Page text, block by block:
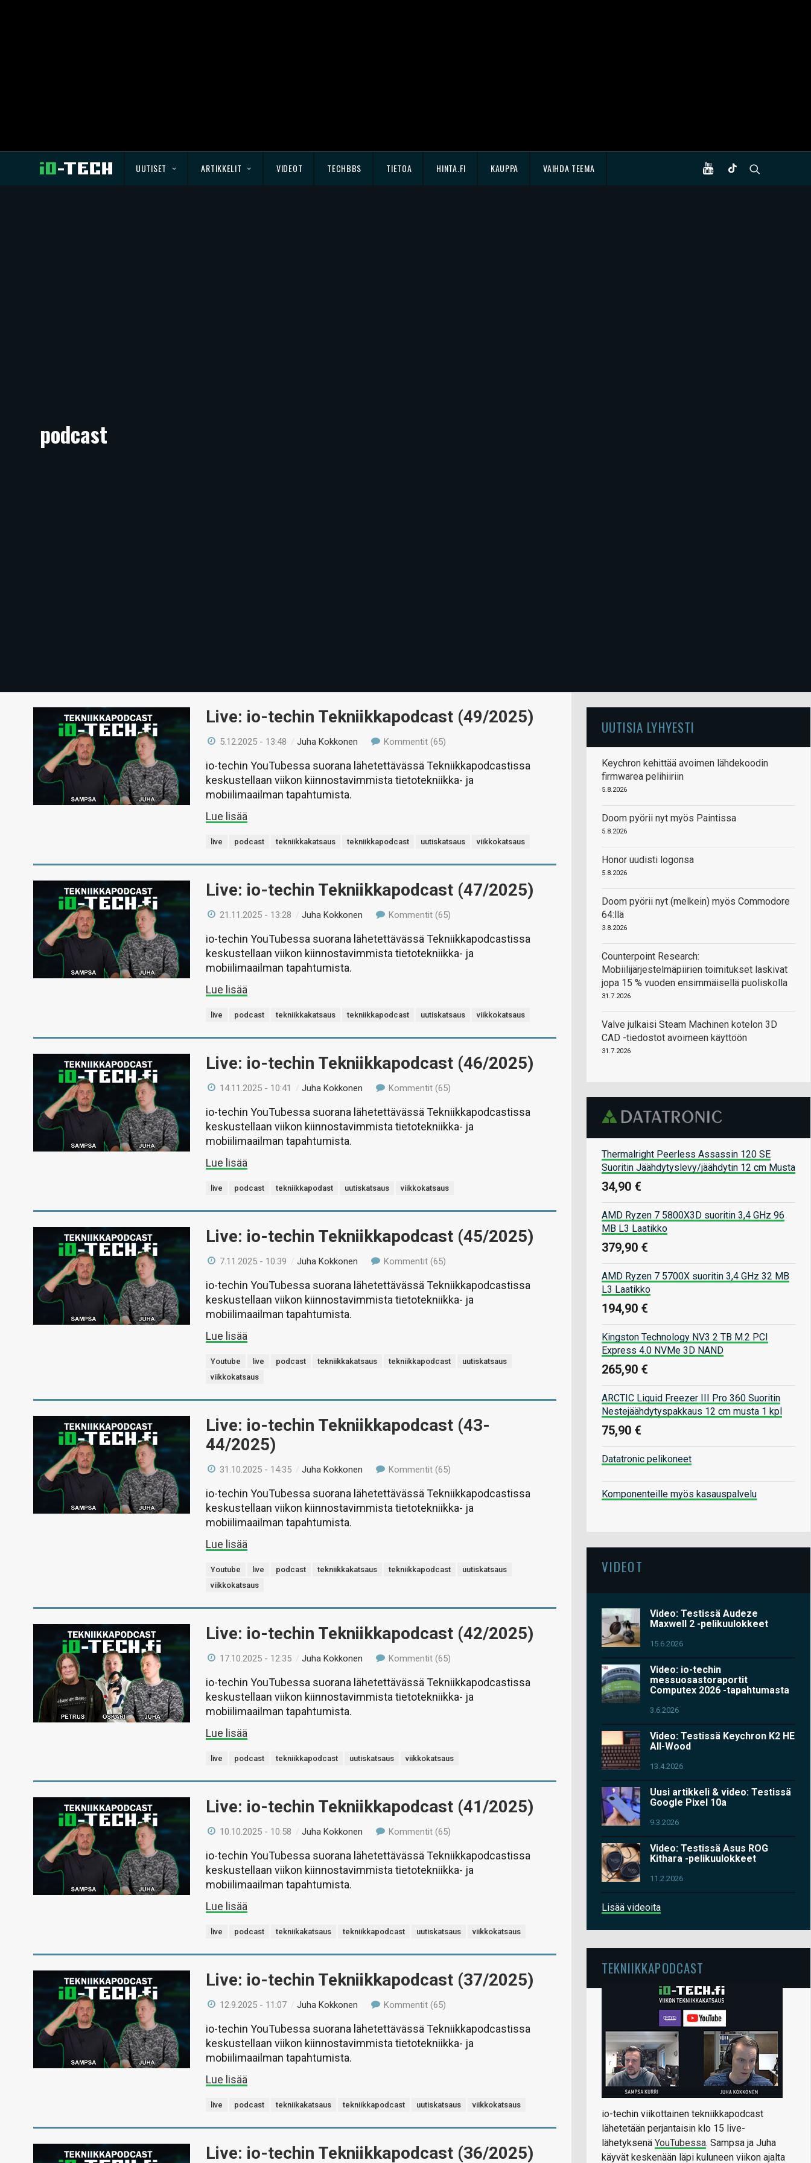
UUTISET ARTIKKELIT VIDEOT TECHBBS TIETOA HINTA.FI KAUPPA VAIHDA TEEMA
podcast
Live: io-techin Tekniikkapodcast (49/2025)
5.12.2025 - 13:48 /Juha Kokkonen Kommentit (65)
io-techin YouTubessa suorana lähetettävässä Tekniikkapodcastissa
keskustellaan viikon kiinnostavimmista tietotekniikka- ja
mobiilimaailman tapahtumista.
Lue lisää
live podcast tekniikkakatsaus tekniikkapodcast uutiskatsaus viikkokatsaus
Live: io-techin Tekniikkapodcast (47/2025)
21.11.2025 - 13:28 /Juha Kokkonen Kommentit (65)
io-techin YouTubessa suorana lähetettävässä Tekniikkapodcastissa
keskustellaan viikon kiinnostavimmista tietotekniikka- ja
mobiilimaailman tapahtumista.
Lue lisää
live podcast tekniikkakatsaus tekniikkapodcast uutiskatsaus viikkokatsaus
Live: io-techin Tekniikkapodcast (46/2025)
14.11.2025 - 10:41 /Juha Kokkonen Kommentit (65)
io-techin YouTubessa suorana lähetettävässä Tekniikkapodcastissa
keskustellaan viikon kiinnostavimmista tietotekniikka- ja
mobiilimaailman tapahtumista.
Lue lisää
live podcast tekniikkapodast uutiskatsaus viikkokatsaus
Live: io-techin Tekniikkapodcast (45/2025)
7.11.2025 - 10:39 /Juha Kokkonen Kommentit (65)
io-techin YouTubessa suorana lähetettävässä Tekniikkapodcastissa
keskustellaan viikon kiinnostavimmista tietotekniikka- ja
mobiilimaailman tapahtumista.
Lue lisää
Youtube live podcast tekniikkakatsaus tekniikkapodcast
uutiskatsaus
viikkokatsaus
Live: io-techin Tekniikkapodcast (43-
44/2025)
31.10.2025 - 14:35 /Juha Kokkonen Kommentit (65)
io-techin YouTubessa suorana lähetettävässä Tekniikkapodcastissa
keskustellaan viikon kiinnostavimmista tietotekniikka- ja
mobiilimaailman tapahtumista.
Lue lisää
Youtube live podcast tekniikkakatsaus tekniikkapodcast
uutiskatsaus
viikkokatsaus
Live: io-techin Tekniikkapodcast (42/2025)
17.10.2025 - 12:35 /Juha Kokkonen Kommentit (65)
io-techin YouTubessa suorana lähetettävässä Tekniikkapodcastissa
keskustellaan viikon kiinnostavimmista tietotekniikka- ja
mobiilimaailman tapahtumista.
Lue lisää
live podcast tekniikkapodcast uutiskatsaus viikkokatsaus
Live: io-techin Tekniikkapodcast (41/2025)
10.10.2025 - 10:58 /Juha Kokkonen Kommentit (65)
io-techin YouTubessa suorana lähetettävässä Tekniikkapodcastissa
keskustellaan viikon kiinnostavimmista tietotekniikka- ja
mobiilimaailman tapahtumista.
Lue lisää
live podcast tekniikakatsaus tekniikkapodcast uutiskatsaus viikkokatsaus
Live: io-techin Tekniikkapodcast (37/2025)
12.9.2025 - 11:07 /Juha Kokkonen Kommentit (65)
io-techin YouTubessa suorana lähetettävässä Tekniikkapodcastissa
keskustellaan viikon kiinnostavimmista tietotekniikka- ja
mobiilimaailman tapahtumista.
Lue lisää
live podcast tekniikakatsaus tekniikkapodcast uutiskatsaus viikkokatsaus
Live: io-techin Tekniikkapodcast (36/2025)
UUTISIA LYHYESTI
Keychron kehittää avoimen lähdekoodin
firmwarea pelihiiriin
5.8.2026
Doom pyörii nyt myös Paintissa
5.8.2026
Honor uudisti logonsa
5.8.2026
Doom pyörii nyt (melkein) myös Commodore
64:llä
3.8.2026
Counterpoint Research:
Mobiilijärjestelmäpiirien toimitukset laskivat
jopa 15 % vuoden ensimmäisellä puoliskolla
31.7.2026
Valve julkaisi Steam Machinen kotelon 3D
CAD -tiedostot avoimeen käyttöön
31.7.2026
Thermalright Peerless Assassin 120 SE
Suoritin Jäähdytyslevy/jäähdytin 12 cm Musta
34,90 €
AMD Ryzen 7 5800X3D suoritin 3,4 GHz 96
MB L3 Laatikko
379,90 €
AMD Ryzen 7 5700X suoritin 3,4 GHz 32 MB
L3 Laatikko
194,90 €
Kingston Technology NV3 2 TB M.2 PCI
Express 4.0 NVMe 3D NAND
265,90 €
ARCTIC Liquid Freezer III Pro 360 Suoritin
Nestejäähdytyspakkaus 12 cm musta 1 kpl
75,90 €
Datatronic pelikoneet
Komponenteille myös kasauspalvelu
VIDEOT
Video: Testissä Audeze
Maxwell 2 -pelikuulokkeet
15.6.2026
Video: io-techin
messuosastoraportit
Computex 2026 -tapahtumasta
3.6.2026
Video: Testissä Keychron K2 HE
All-Wood
13.4.2026
Uusi artikkeli & video: Testissä
Google Pixel 10a
9.3.2026
Video: Testissä Asus ROG
Kithara -pelikuulokkeet
11.2.2026
Lisää videoita
TEKNIIKKAPODCAST
io-techin viikottainen tekniikkapodcast
lähetetään perjantaisin klo 15 live-
lähetyksenä YouTubessa. Sampsa ja Juha
käyvät keskenään läpi kuluneen viikon ajalta